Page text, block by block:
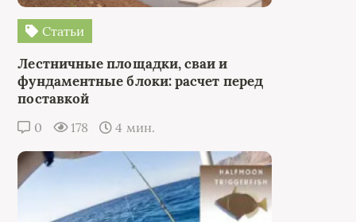
Статьи
Лестничные площадки, сваи и
фундаментные блоки: расчет перед
поставкой
0 178 4 мин.